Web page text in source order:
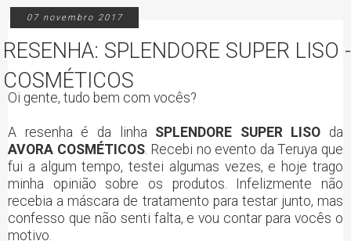
07 novembro 2017
RESENHA: SPLENDORE SUPER LISO
COSMÉTICOS
Oi gente, tudo bem com vocês?
A resenha é da linha SPLENDORE SUPER LISO da
AVORA COSMÉTICOS. Recebi no evento da Teruya que
fui a algum tempo, testei algumas vezes, e hoje trago
minha opinião sobre os produtos. Infelizmente não
recebia a máscara de tratamento para testar junto, mas
confesso que não senti falta, e vou contar para vocês o
motivo.